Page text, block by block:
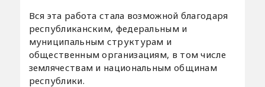
Вся эта работа стала возможной благодаря
республиканским, федеральным и
муниципальным структурам и
общественным организациям, в том числе
землячествам и национальным общинам
республики.